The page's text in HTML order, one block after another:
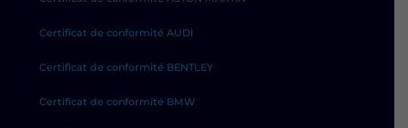
Certificat de conformité AUDI
Certificat de conformité BENTLEY
Certificat de conformité BMW